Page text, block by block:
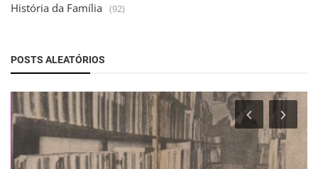
História da Família (92)
POSTS ALEATÓRIOS